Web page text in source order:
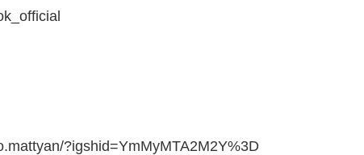
?igshid=YmMyMTA2M2Y%3D